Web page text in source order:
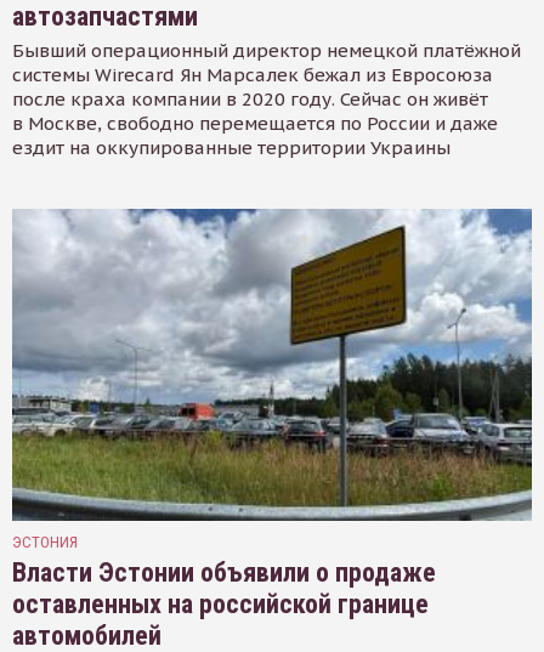
автозапчастями
Бывший операционный директор немецкой платёжной
системы Wirecard Ян Марсалек бежал из Евросоюза
после краха компании в 2020 году. Сейчас он живёт
в Москве, свободно перемещается по России и даже
ездит на оккупированные территории Украины
ЭСТОНИЯ
Власти Эстонии объявили о продаже
оставленных на российской границе
автомобилей